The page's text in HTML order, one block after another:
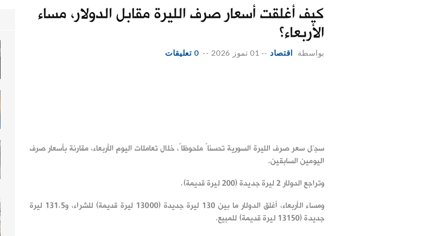
كيف أغلقت أسعار صرف الليرة مقابل الدولار، مساء
الأربعاء؟
بواسطة اقتصاد -- 01 تموز 2026 -- 0 تعليقات
سجّل سعر صرف الليرة السورية تحسناً ملحوظاً، خلال تعاملات اليوم الأربعاء، مقارنة بأسعار صرف
اليومين السابقين.
وتراجع الدولار 2 ليرة جديدة (200 ليرة قديمة).
ومساء الأربعاء، أغلق الدولار ما بين 130 ليرة جديدة (13000 ليرة قديمة) للشراء، و131.5 ليرة
جديدة (13150 ليرة قديمة) للمبيع.